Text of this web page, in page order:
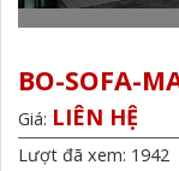
BO-SOFA-
Giá: LIÊN HỆ
Lượt đã xem: 1942